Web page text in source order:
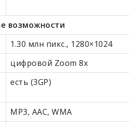
возможности
1.30 млн пикс., 1280×1024
цифровой Zoom 8x
есть (3GP)
MP3, AAC, WMA